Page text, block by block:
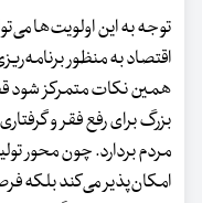
توجه به این اولویت‌ها
اقتصاد به منظور
همین نکات متمرکز شود
بزرگ برای رفع فقر و
مردم بردارد. چون محور
امکان‌پذیر می‌کند بلکه